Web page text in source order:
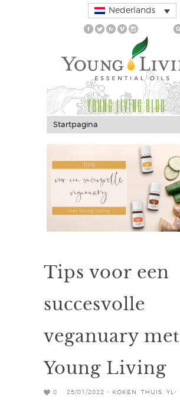
Nederlands
YOUNG LIVING BLOG
Tips voor een
succesvolle
veganuary met
Young Living
0 25/01/2022 - KOKEN THUIS
YL-